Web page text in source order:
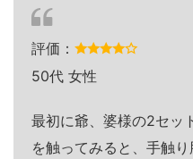
評価：
50代 女性
最初に爺、婆様の2セッ
を触ってみると、手触り